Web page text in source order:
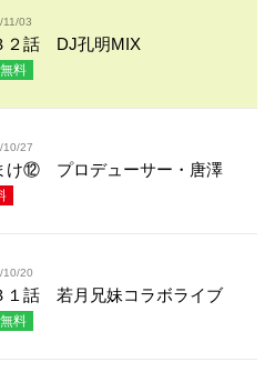
11/03
２話 DJ孔明MIX
無料
10/27
け⑫ プロデューサー・唐澤
10/20
１話 若月兄妹コラボライブ
無料